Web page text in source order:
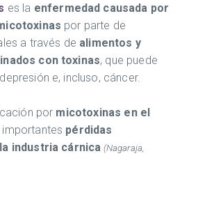
es la enfermedad causada por
por parte de
a través de alimentos y
con toxinas, que puede
e, incluso, cáncer.
por micotoxinas en el
pérdidas
industria cárnica (Nagaraja,